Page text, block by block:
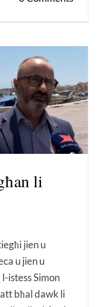
li
jien u
u jien u
istess Simon
bħal dawk li